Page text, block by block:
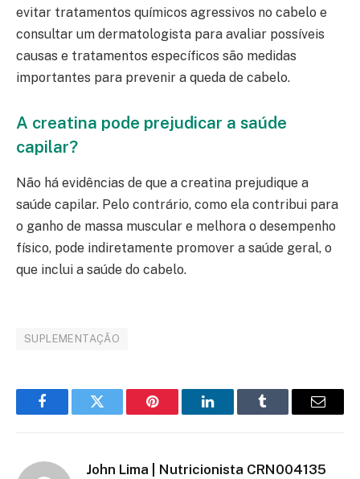
evitar tratamentos químicos agressivos no cabelo e
consultar um dermatologista para avaliar possíveis
causas e tratamentos específicos são medidas
importantes para prevenir a queda de cabelo.
A creatina pode prejudicar a saúde
capilar?
Não há evidências de que a creatina prejudique a
saúde capilar. Pelo contrário, como ela contribui para
o ganho de massa muscular e melhora o desempenho
físico, pode indiretamente promover a saúde geral, o
que inclui a saúde do cabelo.
SUPLEMENTAÇÃO
FacebookTwitter Pinterest LinkedInTumblr Email
John Lima | Nutricionista CRN004135